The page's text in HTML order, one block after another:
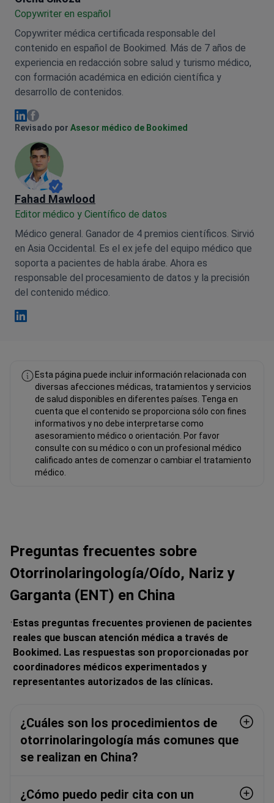
Сopywriter en español
Copywriter médica certificada responsable del
contenido en español de Bookimed. Más de 7 años de
experiencia en redacción sobre salud y turismo médico,
con formación académica en edición científica y
desarrollo de contenidos.
Olena Sikoza Linkedin
Olena Sikoza Facebook
Revisado por Asesor médico de Bookimed
Fahad Mawlood
Editor médico y Científico de datos
Médico general. Ganador de 4 premios científicos. Sirvió
en Asia Occidental. Es el ex jefe del equipo médico que
soporta a pacientes de habla árabe. Ahora es
responsable del procesamiento de datos y la precisión
del contenido médico.
Esta página puede incluir información relacionada con
diversas afecciones médicas, tratamientos y servicios
de salud disponibles en diferentes países. Tenga en
cuenta que el contenido se proporciona sólo con fines
informativos y no debe interpretarse como
asesoramiento médico o orientación. Por favor
consulte con su médico o con un profesional médico
calificado antes de comenzar o cambiar el tratamiento
médico.
Preguntas frecuentes sobre
Otorrinolaringología/Oído, Nariz y
Garganta (ENT) en China
Estas preguntas frecuentes provienen de pacientes
reales que buscan atención médica a través de
Bookimed. Las respuestas son proporcionadas por
coordinadores médicos experimentados y
representantes autorizados de las clínicas.
¿Cuáles son los procedimientos de
otorrinolaringología más comunes que
se realizan en China?
¿Cómo puedo pedir cita con un